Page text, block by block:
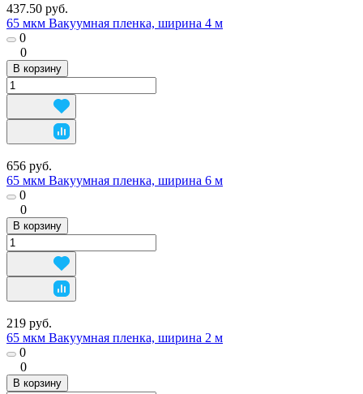
437.50 руб.
65 мкм Вакуумная пленка, ширина 4 м
0
0
В корзину
656 руб.
65 мкм Вакуумная пленка, ширина 6 м
0
0
В корзину
219 руб.
65 мкм Вакуумная пленка, ширина 2 м
0
0
В корзину